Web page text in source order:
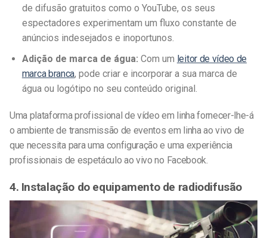
de difusão gratuitos como o YouTube, os seus
espectadores experimentam um fluxo constante de
anúncios indesejados e inoportunos.
Adição de marca de água: Com um leitor de vídeo de
marca branca, pode criar e incorporar a sua marca de
água ou logótipo no seu conteúdo original.
Uma plataforma profissional de vídeo em linha fornecer-lhe-á
o ambiente de transmissão de eventos em linha ao vivo de
que necessita para uma configuração e uma experiência
profissionais de espetáculo ao vivo no Facebook.
4. Instalação do equipamento de radiodifusão